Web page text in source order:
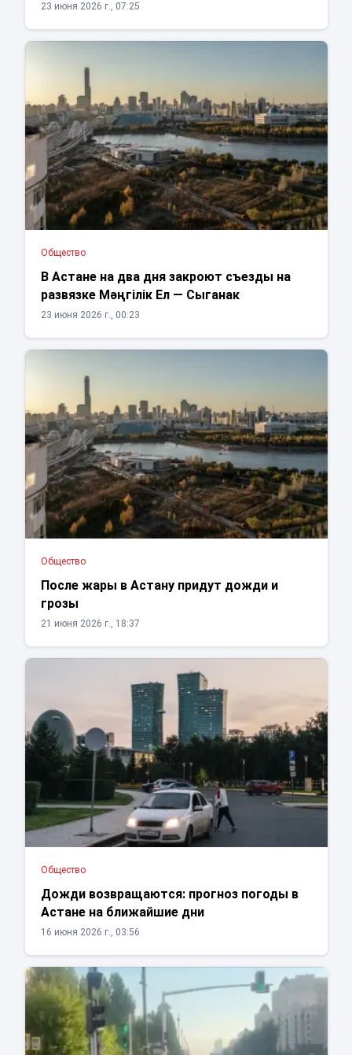
23 июня 2026 г., 07:25
Общество
В Астане на два дня закроют съезды на
развязке Мәңгілік Ел — Сыганак
23 июня 2026 г., 00:23
Общество
После жары в Астану придут дожди и
грозы
21 июня 2026 г., 18:37
Общество
Дожди возвращаются: прогноз погоды в
Астане на ближайшие дни
16 июня 2026 г., 03:56